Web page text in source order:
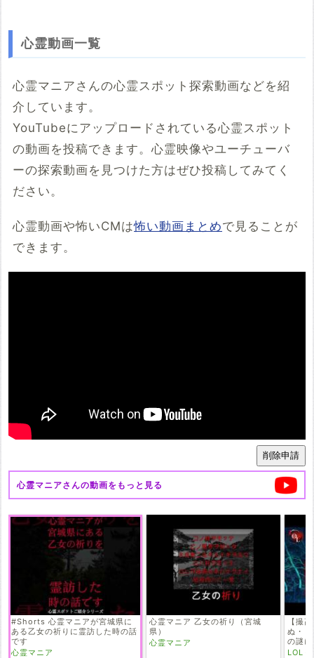
心霊動画一覧
心霊マニアさんの心霊スポット探索動画などを紹
介しています。
YouTubeにアップロードされている心霊スポット
の動画を投稿できます。心霊映像やユーチューバ
ーの探索動画を見つけた方はぜひ投稿してみてく
ださい。
心霊動画や怖いCMは怖い動画まとめで見ることが
できます。
心霊マニアさんの動画をもっと見る
#Shorts 心霊マニアが宮城県に
ある乙女の祈りに霊訪した時の話
です
心霊マニア
心霊マニア 乙女の祈り（宮城
県）
心霊マニア
【撮
ぬ・
の謎
意味
LOL